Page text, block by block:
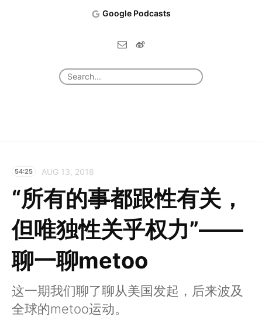
Google Podcasts
54:25 AUG 13, 2018
“所有的事都跟性有关，
但唯独性关乎权力”——
聊一聊metoo
这一期我们聊了聊从美国发起，后来波及
全球的metoo运动。